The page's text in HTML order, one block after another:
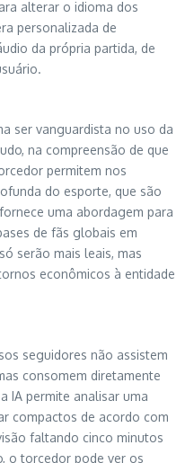
alterar o idioma dos
personalizada de
da própria partida, de
ser vanguardista no uso da
na compreensão de que
permitem nos
do esporte, que são
uma abordagem para
de fãs globais em
serão mais leais, mas
econômicos à entidade
seguidores não assistem
consomem diretamente
IA permite analisar uma
compactos de acordo com
faltando cinco minutos
o torcedor pode ver os